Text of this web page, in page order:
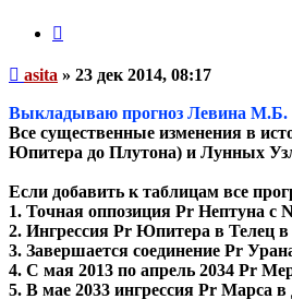
Непрочитанное
сообщение
asita » 23 дек 2014, 08:17
Выкладываю прогноз Левина М.Б.
Все существенные изменения в
Юпитера до Плутона) и Лунных
Если добавить к таблицам все
1. Точная оппозиция Pr Нептуна с
2. Ингрессия Pr Юпитера в Телец в
3. Завершается соединение Pr
4. С мая 2013 по апрель 2034 Pr
5. В мае 2033 ингрессия Pr Марса в